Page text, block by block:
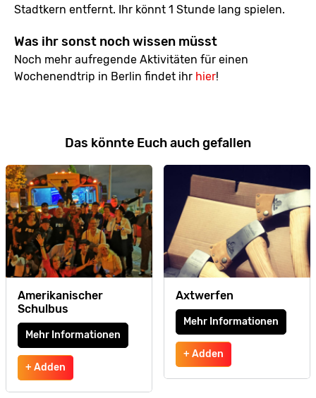
Stadtkern entfernt. Ihr könnt 1 Stunde lang spielen.
Was ihr sonst noch wissen müsst
Noch mehr aufregende Aktivitäten für einen
Wochenendtrip in Berlin findet ihr hier!
Das könnte Euch auch gefallen
Amerikanischer
Schulbus
Mehr Informationen
+ Adden
Axtwerfen
Mehr Informationen
+ Adden